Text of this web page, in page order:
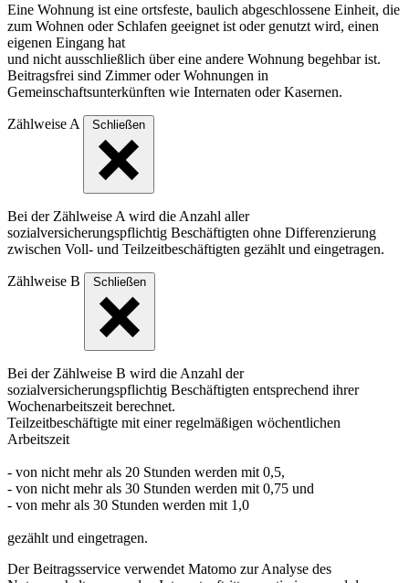
Eine Wohnung ist eine ortsfeste, baulich abgeschlossene Einheit, die
zum Wohnen oder Schlafen geeignet ist oder genutzt wird, einen
eigenen Eingang hat
und nicht ausschließlich über eine andere Wohnung begehbar ist.
Beitragsfrei sind Zimmer oder Wohnungen in
Gemeinschaftsunterkünften wie Internaten oder Kasernen.
Zählweise A Schließen
Bei der Zählweise A wird die Anzahl aller
sozialversicherungspflichtig Beschäftigten ohne Differenzierung
zwischen Voll- und Teilzeitbeschäftigten gezählt und eingetragen.
Zählweise B Schließen
Bei der Zählweise B wird die Anzahl der
sozialversicherungspflichtig Beschäftigten entsprechend ihrer
Wochenarbeitszeit berechnet.
Teilzeitbeschäftigte mit einer regelmäßigen wöchentlichen
Arbeitszeit
- von nicht mehr als 20 Stunden werden mit 0,5,
- von nicht mehr als 30 Stunden werden mit 0,75 und
- von mehr als 30 Stunden werden mit 1,0
gezählt und eingetragen.
Der Beitragsservice verwendet Matomo zur Analyse des